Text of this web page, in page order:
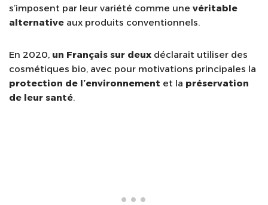
s’imposent par leur variété comme une véritable
alternative aux produits conventionnels.
En 2020, un Français sur deux déclarait utiliser des
cosmétiques bio, avec pour motivations principales la
protection de l’environnement et la préservation
de leur santé.